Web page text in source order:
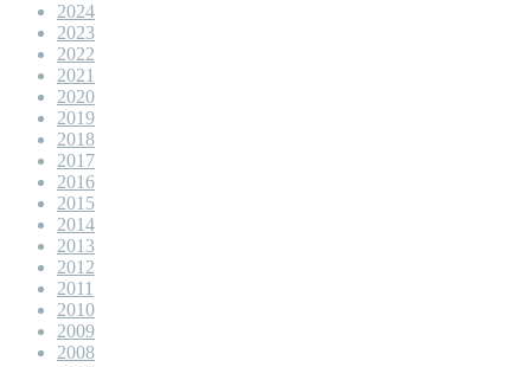
2024
2023
2022
2021
2020
2019
2018
2017
2016
2015
2014
2013
2012
2011
2010
2009
2008